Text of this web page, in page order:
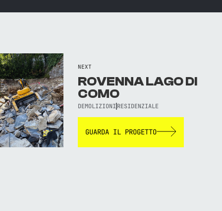
NEXT
ROVENNA LAGO DI
COMO
DEMOLIZIONI RESIDENZIALE
GUARDA IL PROGETTO